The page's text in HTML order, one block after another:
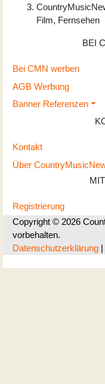
Film, Fernsehen
BEI
Bei CMN werben
AGB Werbung
Banner Referenzen
Kontakt
Über
Registrierung
Copyright © 2026
vorbehalten.
Datenschutzerklärung |